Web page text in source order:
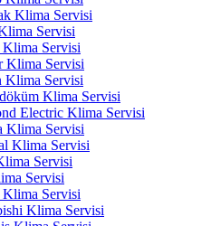
Klima Servisi
Servisi
Klima Servisi
Klima Servisi
Klima Servisi
Klima Servisi
Electric Klima Servisi
Klima Servisi
Klima Servisi
Servisi
Servisi
Servisi
Klima Servisi